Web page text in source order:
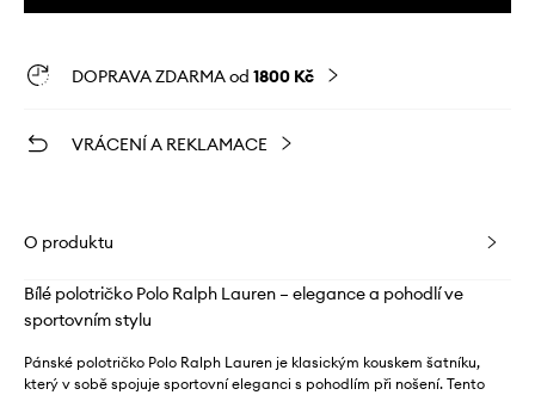
DOPRAVA ZDARMA od 1800 Kč
VRÁCENÍ A REKLAMACE
O produktu
Bílé polotričko Polo Ralph Lauren – elegance a pohodlí ve
sportovním stylu
Pánské polotričko Polo Ralph Lauren je klasickým kouskem šatníku,
který v sobě spojuje sportovní eleganci s pohodlím při nošení. Tento